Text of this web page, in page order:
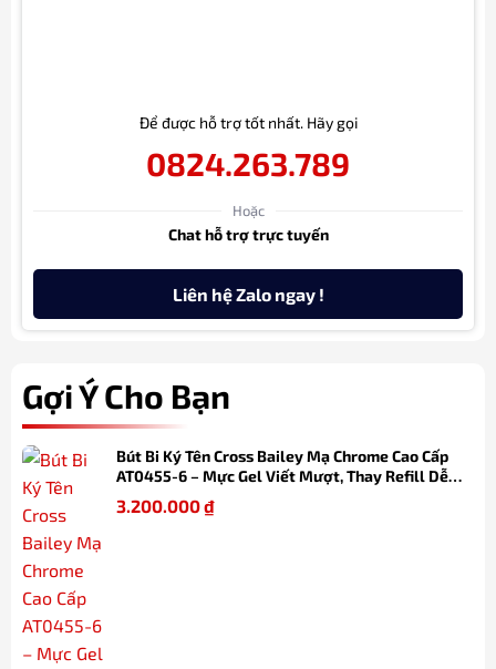
Để được hỗ trợ tốt nhất. Hãy gọi
0824.263.789
Hoặc
Chat hỗ trợ trực tuyến
Liên hệ Zalo ngay !
Gợi Ý Cho Bạn
Bút Bi Ký Tên Cross Bailey Mạ Chrome Cao Cấp
AT0455-6 – Mực Gel Viết Mượt, Thay Refill Dễ
Dàng, Kèm Hộp Quà
3.200.000₫